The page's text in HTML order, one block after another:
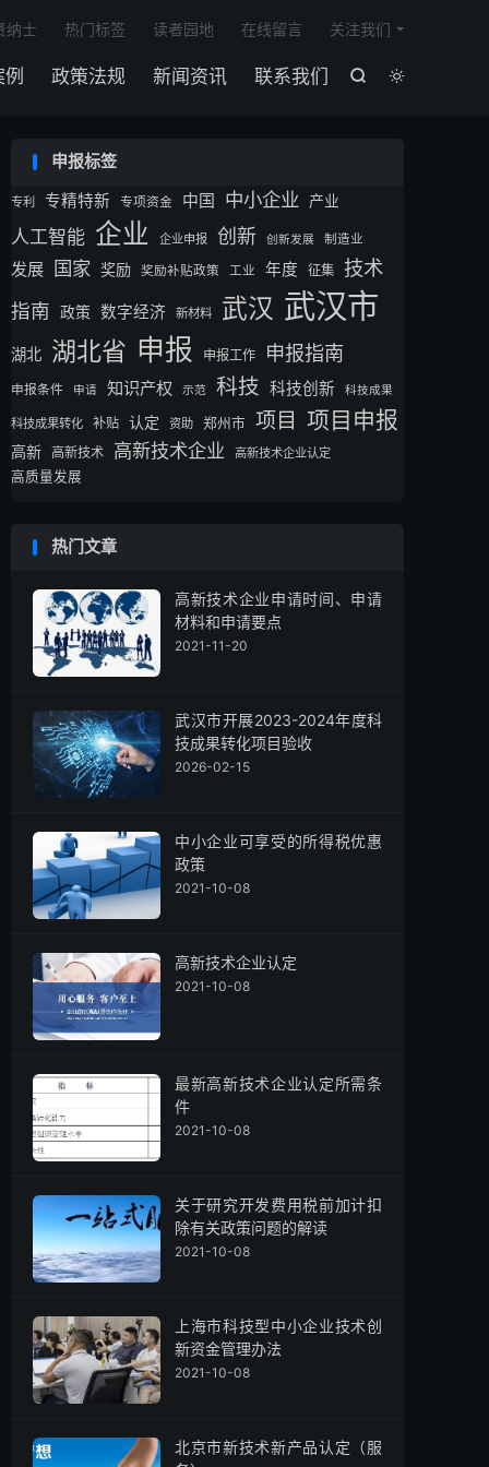


政策法规 新闻资讯 联系我们
纳士 热门标签 读者园地 在线留言 关注我们
申报标签
专利 专精特新 专项资金 中国 中小企业 产业
人工智能 企业 企业申报 创新 创新发展 制造业
发展 国家 奖励 奖励补贴政策 工业 年度 征集 技术
指南 政策 数字经济 新材料 武汉 武汉市
湖北 湖北省 申报 申报工作 申报指南
申报条件 申请 知识产权 示范 科技 科技创新 科技成果
科技成果转化 补贴 认定 资助 郑州市 项目 项目申报
高新 高新技术 高新技术企业 高新技术企业认定
高质量发展
热门文章
高新技术企业申请时间、申请
材料和申请要点
2021-11-20
武汉市开展2023-2024年度科
技成果转化项目验收
2026-02-15
中小企业可享受的所得税优惠
政策
2021-10-08
高新技术企业认定
2021-10-08
最新高新技术企业认定所需条
件
2021-10-08
关于研究开发费用税前加计扣
除有关政策问题的解读
2021-10-08
上海市科技型中小企业技术创
新资金管理办法
2021-10-08
北京市新技术新产品认定（服